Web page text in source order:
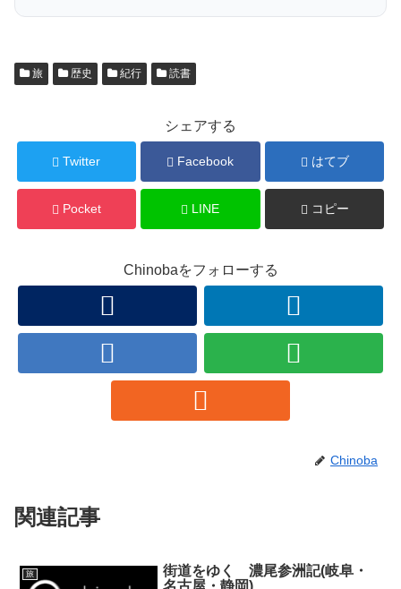
旅 歴史 紀行 読書
シェアする
Twitter Facebook はてブ
Pocket LINE コピー
Chinobaをフォローする
Chinoba
関連記事
旅
街道をゆく 濃尾参洲記(岐阜・